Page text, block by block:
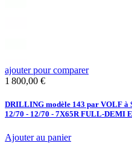
ajouter pour comparer
Prix
1 800,00 €
DRILLING modèle 143 par VOLF à
12/70 - 12/70 - 7X65R FULL-DEMI
Ajouter au panier